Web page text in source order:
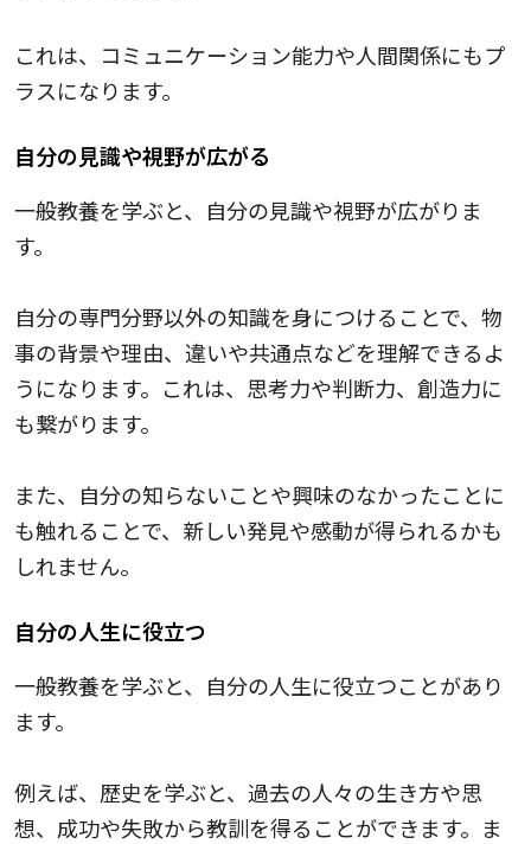
これは、コミュニケーション能力や人間関係にもプ
ラスになります。
自分の見識や視野が広がる
一般教養を学ぶと、自分の見識や視野が広がりま
す。
自分の専門分野以外の知識を身につけることで、物
事の背景や理由、違いや共通点などを理解できるよ
うになります。これは、思考力や判断力、創造力に
も繋がります。
また、自分の知らないことや興味のなかったことに
も触れることで、新しい発見や感動が得られるかも
しれません。
自分の人生に役立つ
一般教養を学ぶと、自分の人生に役立つことがあり
ます。
例えば、歴史を学ぶと、過去の人々の生き方や思
想、成功や失敗から教訓を得ることができます。ま